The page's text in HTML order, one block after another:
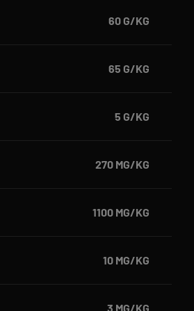
60 G/KG
65 G/KG
5 G/KG
270 MG/KG
1100 MG/KG
10 MG/KG
3 MG/KG